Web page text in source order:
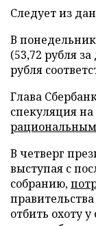
Следует из
В
(53,72 рубля
рубля
Глава
спекуляция
В четверг
выступая с
собранию,
отбить охоту